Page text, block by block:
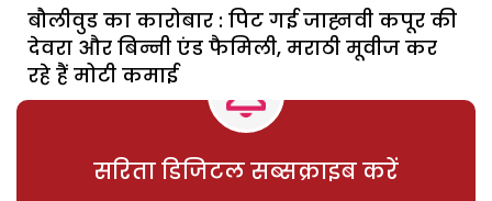
बौलीवुड का कारोबार : पिट गई जाह्नवी कपूर की
देवरा और बिन्नी एंड फैमिली, मराठी मूवीज कर
रहे हैं मोटी कमाई
सरिता डिजिटल सब्सक्राइब करें